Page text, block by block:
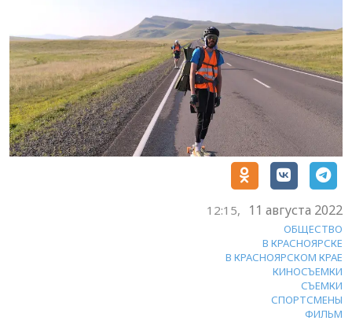
12:15, 11 августа 2022
ОБЩЕСТВО
В КРАСНОЯРСКЕ
В КРАСНОЯРСКОМ КРАЕ
КИНОСЪЕМКИ
СЪЕМКИ
СПОРТСМЕНЫ
ФИЛЬМ